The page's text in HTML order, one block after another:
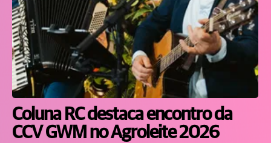
Coluna RC destaca encontro da
CCV GWM no Agroleite 2026